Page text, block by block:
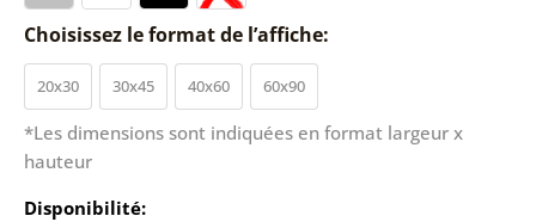
Choisissez le format de l’affiche:
20x30 30x45 40x60 60x90
*Les dimensions sont indiquées en format largeur x
hauteur
Disponibilité: